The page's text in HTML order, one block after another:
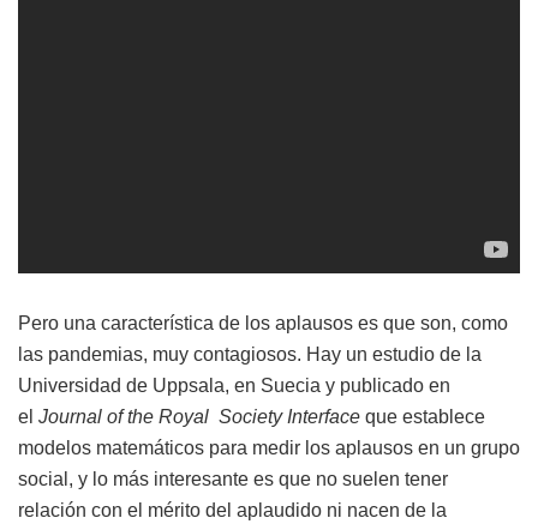
Pero una característica de los aplausos es que son, como
las pandemias, muy contagiosos. Hay un estudio de la
Universidad de Uppsala, en Suecia y publicado en
el Journal of the Royal Society Interface que establece
modelos matemáticos para medir los aplausos en un grupo
social, y lo más interesante es que no suelen tener
relación con el mérito del aplaudido ni nacen de la